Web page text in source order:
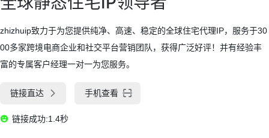
zhizhuip致力于为您提供纯净、高速、稳定的全球住宅代理IP，服务于30
00多家跨境电商企业和社交平台营销团队，获得广泛好评！并有经验丰
富的专属客户经理一对一为您服务。
链接直达 手机查看
链接成功:1.4秒